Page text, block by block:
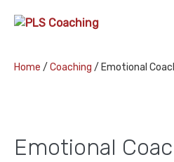
Home / Coaching / Emotional
Emotional